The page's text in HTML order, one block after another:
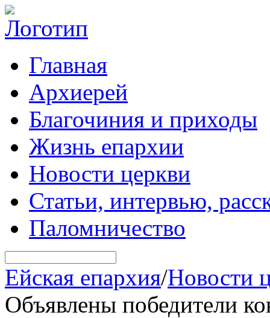
Главная
Архиерей
Благочиния и приходы
Жизнь епархии
Новости церкви
Статьи, интервью,
Паломничество
Ейская епархия/Новости
Объявлены победители